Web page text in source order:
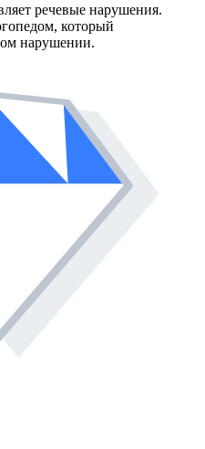
речевые нарушения.
который
нарушении.